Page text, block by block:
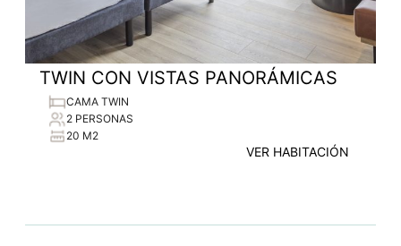
TWIN CON VISTAS PANORÁMICAS
CAMA TWIN
2 PERSONAS
20 M2
VER HABITACIÓN